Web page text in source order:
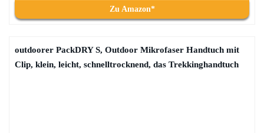
Zu Amazon*
outdoorer PackDRY S, Outdoor Mikrofaser Handtuch mit
Clip, klein, leicht, schnelltrocknend, das Trekkinghandtuch